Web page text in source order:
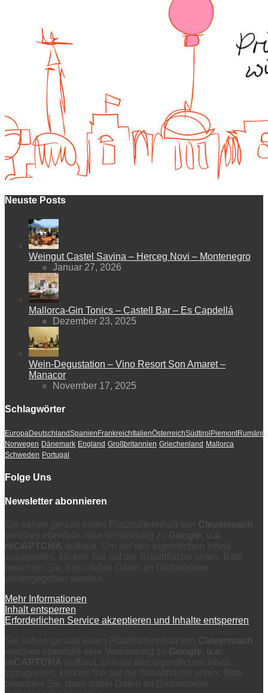
Neuste Posts
Weingut Castel Savina – Herceg Novi – Montenegro
Januar 27, 2026
Mallorca-Gin Tonics – Castell Bar – Es Capdellá
Dezember 23, 2025
Wein-Degustation – Vino Resort Son Amaret –
Manacor
November 17, 2025
Schlagwörter
EuropaDeutschlandSpanien Frankreich ItalienÖsterreichSüdtirol Piemont
Norwegen Dänemark England Großbritannien Griechenland Mallorca
Schweden Portugal
Folge Uns
Newsletter abonnieren
Mehr Informationen
Inhalt entsperren
Erforderlichen Service akzeptieren und Inhalte entsperren